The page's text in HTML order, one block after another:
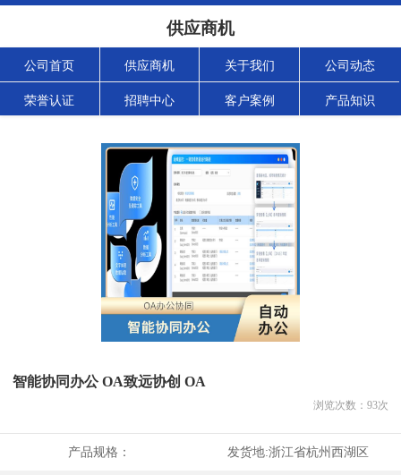
供应商机
公司首页 供应商机 关于我们 公司动态
荣誉认证 招聘中心 客户案例 产品知识
智能协同办公 OA致远协创 OA
浏览次数： 93次
产品规格： 发货地:浙江省杭州西湖区